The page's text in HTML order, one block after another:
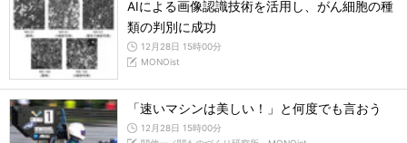
AIによる画像認識技術を活用し、がん細胞の種
類の判別に成功
12月28日 15時00分
MONOist
「速いマシンは美しい！」と何度でも言おう
12月28日 15時00分